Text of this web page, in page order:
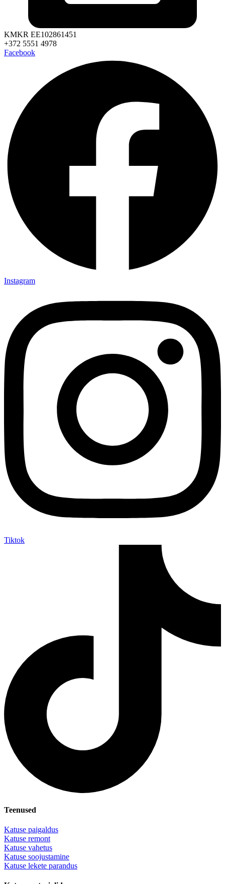
KMKR EE102861451
+372 5551 4978
Facebook
Instagram
Tiktok
Teenused
Katuse paigaldus
Katuse remont
Katuse vahetus
Katuse soojustamine
Katuse lekete parandus